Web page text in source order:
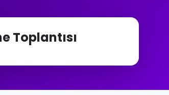
Toplantısı